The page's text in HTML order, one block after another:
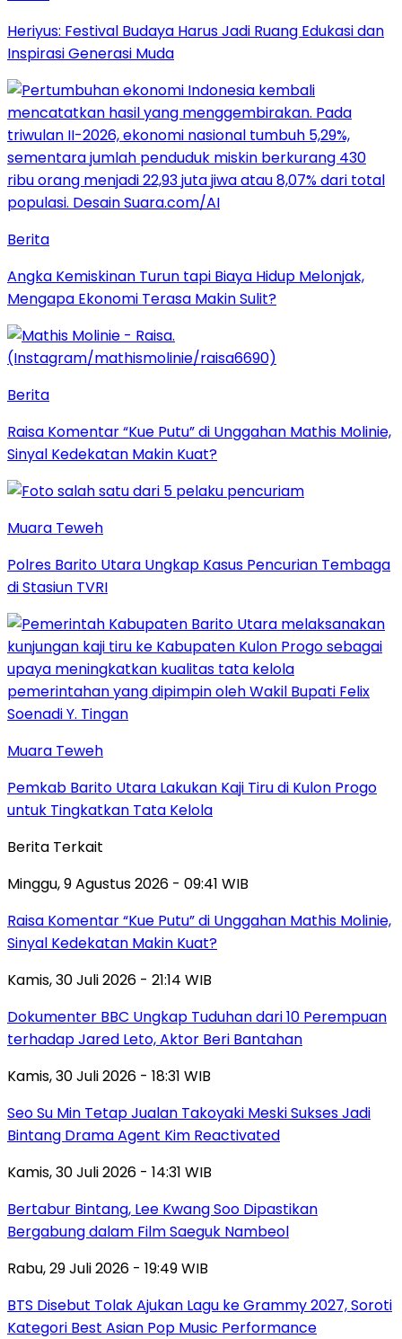
Heriyus: Festival Budaya Harus Jadi Ruang Edukasi dan
Inspirasi Generasi Muda
Berita
Angka Kemiskinan Turun tapi Biaya Hidup Melonjak,
Mengapa Ekonomi Terasa Makin Sulit?
Berita
Raisa Komentar “Kue Putu” di Unggahan Mathis Molinie,
Sinyal Kedekatan Makin Kuat?
Muara Teweh
Polres Barito Utara Ungkap Kasus Pencurian Tembaga
di Stasiun TVRI
Muara Teweh
Pemkab Barito Utara Lakukan Kaji Tiru di Kulon Progo
untuk Tingkatkan Tata Kelola
Berita Terkait
Minggu, 9 Agustus 2026 - 09:41 WIB
Raisa Komentar “Kue Putu” di Unggahan Mathis Molinie,
Sinyal Kedekatan Makin Kuat?
Kamis, 30 Juli 2026 - 21:14 WIB
Dokumenter BBC Ungkap Tuduhan dari 10 Perempuan
terhadap Jared Leto, Aktor Beri Bantahan
Kamis, 30 Juli 2026 - 18:31 WIB
Seo Su Min Tetap Jualan Takoyaki Meski Sukses Jadi
Bintang Drama Agent Kim Reactivated
Kamis, 30 Juli 2026 - 14:31 WIB
Bertabur Bintang, Lee Kwang Soo Dipastikan
Bergabung dalam Film Saeguk Nambeol
Rabu, 29 Juli 2026 - 19:49 WIB
BTS Disebut Tolak Ajukan Lagu ke Grammy 2027, Soroti
Kategori Best Asian Pop Music Performance